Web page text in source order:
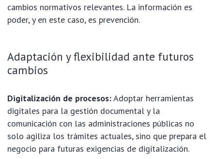
cambios normativos relevantes. La información es
poder, y en este caso, es prevención.
Adaptación y flexibilidad ante futuros
cambios
Digitalización de procesos:Adoptar herramientas
digitales para la gestión documental y la
comunicación con las administraciones públicas no
solo agiliza los trámites actuales, sino que prepara el
negocio para futuras exigencias de digitalización.